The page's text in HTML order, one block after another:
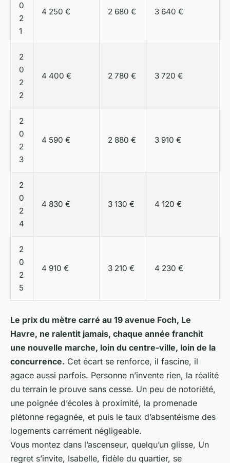
0
2
1
4 250 € 2 680 € 3 640 €
2
0
2
2
4 400 € 2 780 € 3 720 €
2
0
2
3
4 590 € 2 880 € 3 910 €
2
0
2
4
4 830 € 3 130 € 4 120 €
2
0
2
5
4 910 € 3 210 € 4 230 €
Le prix du mètre carré au 19 avenue Foch, Le
Havre, ne ralentit jamais, chaque année franchit
une nouvelle marche, loin du centre-ville, loin de la
concurrence. Cet écart se renforce, il fascine, il
agace aussi parfois. Personne n’invente rien, la réalité
du terrain le prouve sans cesse. Un peu de notoriété,
une poignée d’écoles à proximité, la promenade
piétonne regagnée, et puis le taux d’absentéisme des
logements carrément négligeable.
Vous montez dans l’ascenseur, quelqu’un glisse, Un
regret s’invite, Isabelle, fidèle du quartier, se